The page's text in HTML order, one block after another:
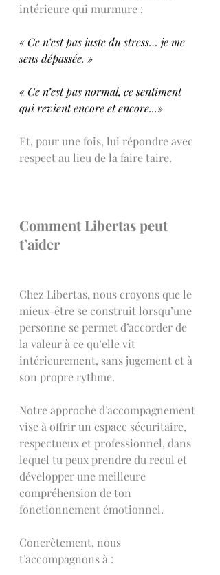
intérieure qui murmure :
« Ce n’est pas juste du stress… je me
sens dépassée. »
« Ce n’est pas normal, ce sentiment
qui revient encore et encore...»
Et, pour une fois, lui répondre avec
respect au lieu de la faire taire.
Comment Libertas peut
t’aider
Chez Libertas, nous croyons que le
mieux-être se construit lorsqu’une
personne se permet d’accorder de
la valeur à ce qu’elle vit
intérieurement, sans jugement et à
son propre rythme.
Notre approche d’accompagnement
vise à offrir un espace sécuritaire,
respectueux et professionnel, dans
lequel tu peux prendre du recul et
développer une meilleure
compréhension de ton
fonctionnement émotionnel.
Concrètement, nous
t’accompagnons à :